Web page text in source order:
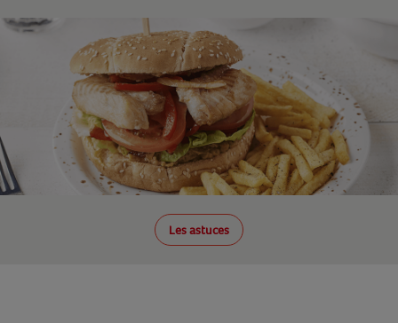
Les astuces